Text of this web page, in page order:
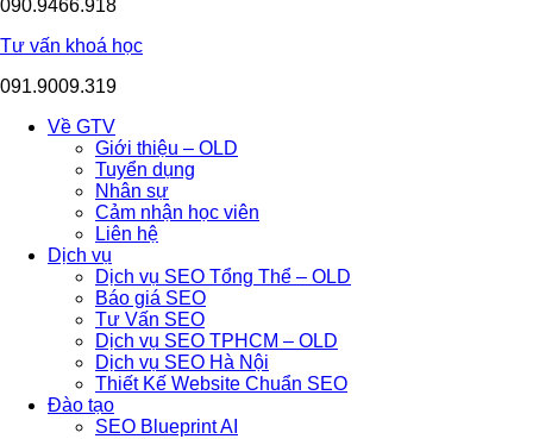
090.9466.918
Tư vấn khoá học
091.9009.319
Về GTV
Giới thiệu – OLD
Tuyển dụng
Nhân sự
Cảm nhận học viên
Liên hệ
Dịch vụ
Dịch vụ SEO Tổng Thể – OLD
Báo giá SEO
Tư Vấn SEO
Dịch vụ SEO TPHCM – OLD
Dịch vụ SEO Hà Nội
Thiết Kế Website Chuẩn SEO
Đào tạo
SEO Blueprint AI